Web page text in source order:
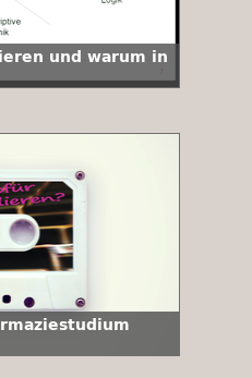
und warum in